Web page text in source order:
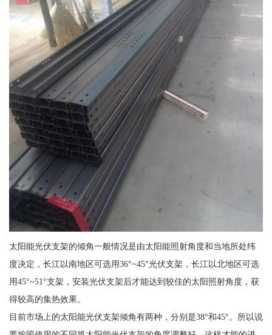
太阳能光伏支架的倾角一般情况是由太阳能照射角度和当地所处纬
度决定，长江以南地区可选用36°~45°光伏支架，长江以北地区可选
用45°~51°支架，安装光伏支架后才能达到较佳的太阳照射角度，获
得较高的集热效果。
目前市场上的太阳能光伏支架倾角有两种，分别是38°和45°。所以说